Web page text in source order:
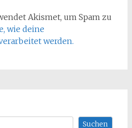
Akismet, um Spam zu
wie deine
werden.
Suchen